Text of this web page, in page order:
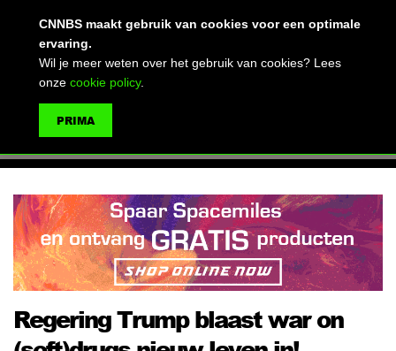
Regering Trump blaast war on
CNNBS maakt gebruik van cookies voor een optimale
ervaring.
Wil je meer weten over het gebruik van cookies? Lees
onze cookie policy.
PRIMA